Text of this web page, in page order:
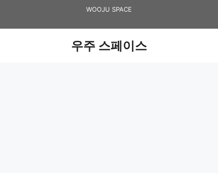
content
WOOJU SPACE
우주 스페이스